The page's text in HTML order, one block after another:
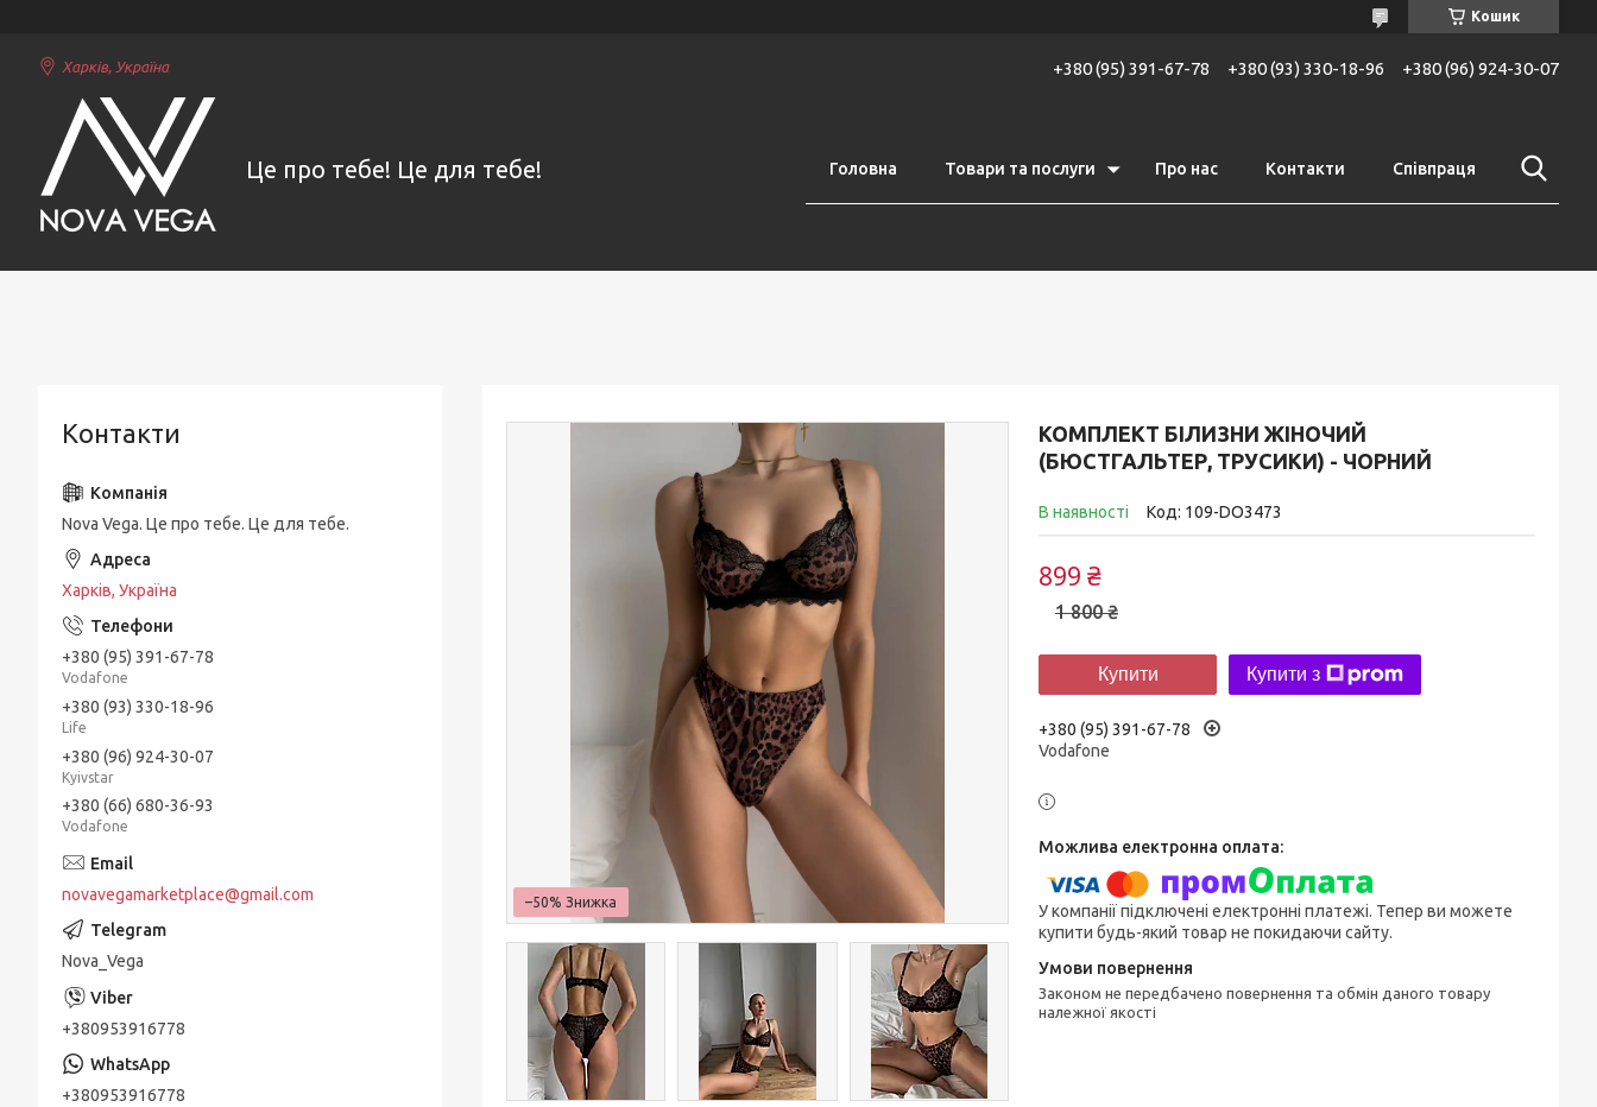
Кошик
Харків, Україна +380 (95) 391-67-78 +380 (93) 330-18-96 +380 (96) 924-30-07
Це про тебе! Це для тебе! Головна Товари та послуги Про нас Контакти Співпраця
КОМПЛЕКТ БІЛИЗНИ ЖІНОЧИЙ
(БЮСТГАЛЬТЕР, ТРУСИКИ) - ЧОРНИЙ
В наявності Код: 109-DO3473
1 800 ₴
899 ₴
Купити Купити з
+380 (95) 391-67-78
Vodafone
У компанії підключені електронні платежі. Тепер ви можете
купити будь-який товар не покидаючи сайту.
Законом не передбачено повернення та обмін даного товару
належної якості
–50%
Контакти
Nova Vega. Це про тебе. Це для тебе.
Харків, Україна
+380 (95) 391-67-78
Vodafone
+380 (93) 330-18-96
Life
+380 (96) 924-30-07
Kyivstar
+380 (66) 680-36-93
Vodafone
novavegamarketplace@gmail.com
Nova_Vega
+380953916778
+380953916778